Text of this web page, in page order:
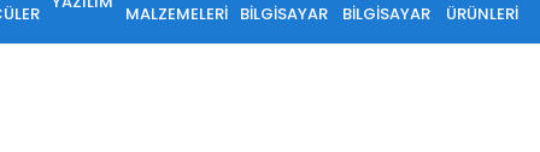
MALZEMELERİ BİLGİSAYAR
BİLGİSAYAR
ÜRÜNLERİ